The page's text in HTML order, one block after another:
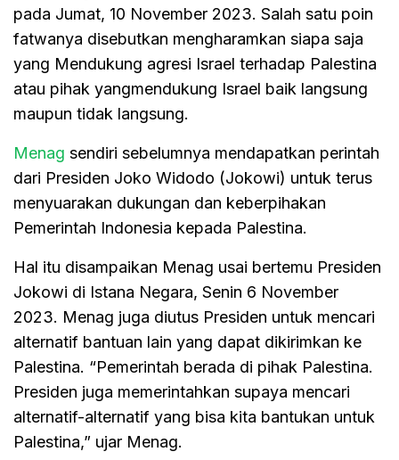
pada Jumat, 10 November 2023. Salah satu poin
fatwanya disebutkan mengharamkan siapa saja
yang Mendukung agresi Israel terhadap Palestina
atau pihak yangmendukung Israel baik langsung
maupun tidak langsung.
Menag sendiri sebelumnya mendapatkan perintah
dari Presiden Joko Widodo (Jokowi) untuk terus
menyuarakan dukungan dan keberpihakan
Pemerintah Indonesia kepada Palestina.
Hal itu disampaikan Menag usai bertemu Presiden
Jokowi di Istana Negara, Senin 6 November
2023. Menag juga diutus Presiden untuk mencari
alternatif bantuan lain yang dapat dikirimkan ke
Palestina. “Pemerintah berada di pihak Palestina.
Presiden juga memerintahkan supaya mencari
alternatif-alternatif yang bisa kita bantukan untuk
Palestina,” ujar Menag.